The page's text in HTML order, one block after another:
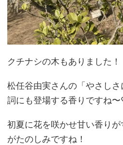
クチナシの木もありました！
松任谷由実さんの「やさし
詞にも登場する香りですね
初夏に花を咲かせ甘い香り
がたのしみですね！